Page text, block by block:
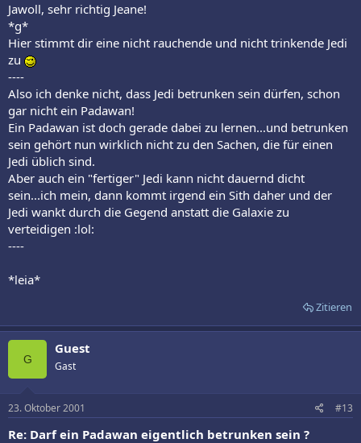
Jawoll, sehr richtig Jeane!
*g*
Hier stimmt dir eine nicht rauchende und nicht trinkende Jedi
zu
----
Also ich denke nicht, dass Jedi betrunken sein dürfen, schon
gar nicht ein Padawan!
Ein Padawan ist doch gerade dabei zu lernen...und betrunken
sein gehört nun wirklich nicht zu den Sachen, die für einen
Jedi üblich sind.
Aber auch ein "fertiger" Jedi kann nicht dauernd dicht
sein...ich mein, dann kommt irgend ein Sith daher und der
Jedi wankt durch die Gegend anstatt die Galaxie zu
verteidigen :lol:
----
*leia*
Zitieren
G
Guest
Gast
23. Oktober 2001 #13
Re: Darf ein Padawan eigentlich betrunken sein ?